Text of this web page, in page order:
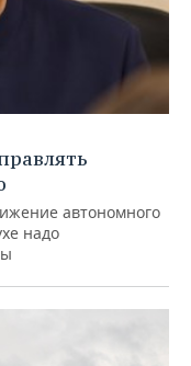
автономного
надо